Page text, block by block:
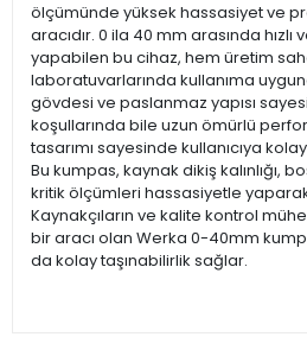
ölçümünde yüksek hassasiyet ve
aracıdır. 0 ila 40 mm arasında
yapabilen bu cihaz, hem üretim
laboratuvarlarında kullanıma
gövdesi ve paslanmaz yapısı
koşullarında bile uzun ömürlü
tasarımı sayesinde kullanıcıya
Bu kumpas, kaynak dikiş kalınlığı,
kritik ölçümleri hassasiyetle
Kaynakçıların ve kalite kontrol
bir aracı olan Werka 0-40mm
da kolay taşınabilirlik sağlar.